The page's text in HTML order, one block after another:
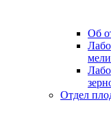
Об
Отдел